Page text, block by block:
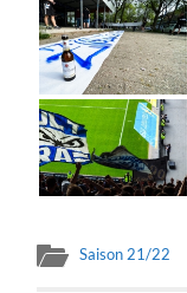
Saison 21/22